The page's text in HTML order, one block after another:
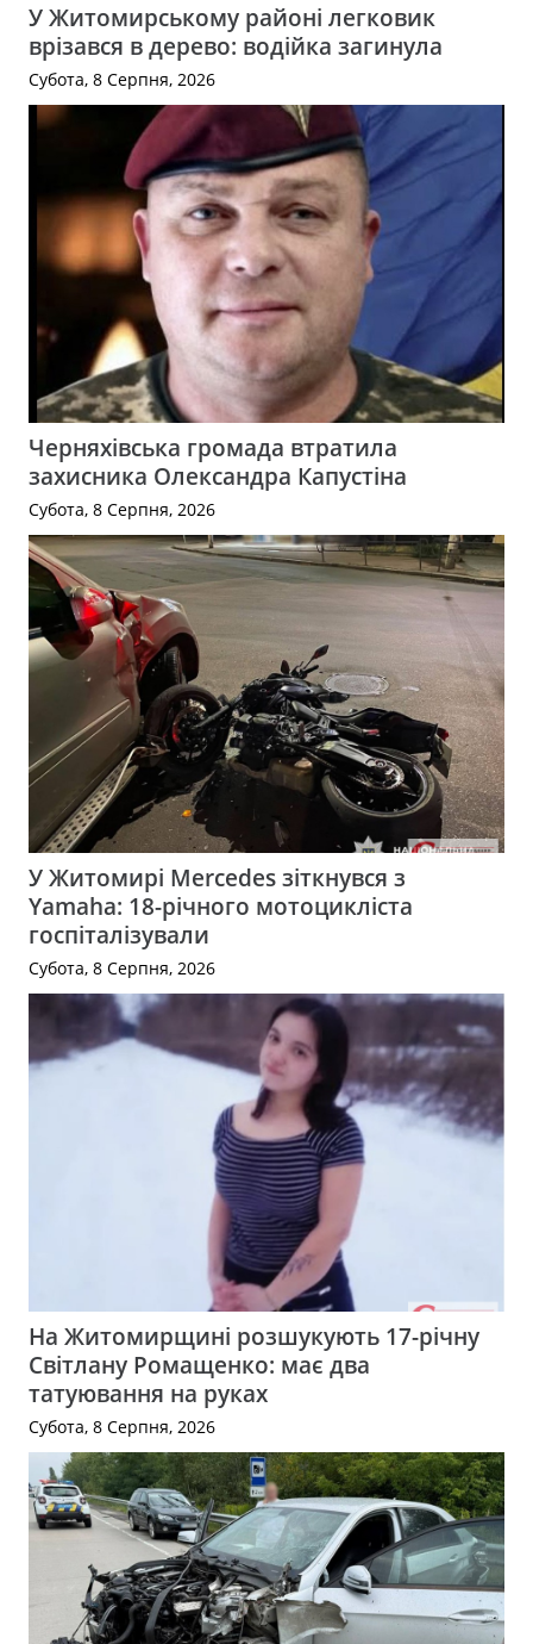
У Житомирському районі легковик
врізався в дерево: водійка загинула
Субота, 8 Серпня, 2026
Черняхівська громада втратила
захисника Олександра Капустіна
Субота, 8 Серпня, 2026
У Житомирі Mercedes зіткнувся з
Yamaha: 18-річного мотоцикліста
госпіталізували
Субота, 8 Серпня, 2026
На Житомирщині розшукують 17-річну
Світлану Ромащенко: має два
татуювання на руках
Субота, 8 Серпня, 2026